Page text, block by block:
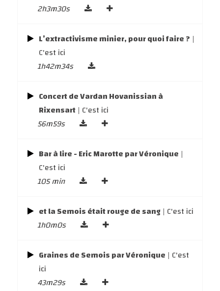
2h3m30s
L’extractivisme minier, pour quoi faire ? |
C'est ici
1h42m34s
Concert de Vardan Hovanissian à
Rixensart | C'est ici
56m59s
Bar à lire - Eric Marotte par Véronique |
C'est ici
105 min
et la Semois était rouge de sang | C'est ici
1h0m0s
Graines de Semois par Véronique | C'est
ici
43m29s